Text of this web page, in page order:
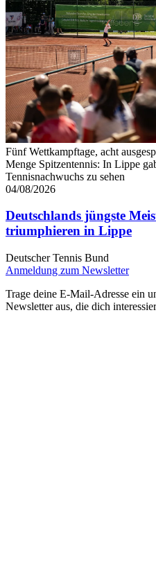
Fünf Wettkampftage, acht
Menge Spitzentennis: In Lippe
Tennisnachwuchs zu sehen
04/08/2026
Deutschlands jüngste
triumphieren in Lippe
Deutscher Tennis Bund
Anmeldung zum Newsletter
Trage deine E-Mail-Adresse ein
Newsletter aus, die dich